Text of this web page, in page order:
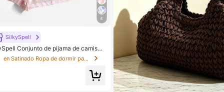
4
SilkySpell
Conjunto de pijama de camiset
de rayas, temporada festiv
en Satinado Ropa de dormir para mujer